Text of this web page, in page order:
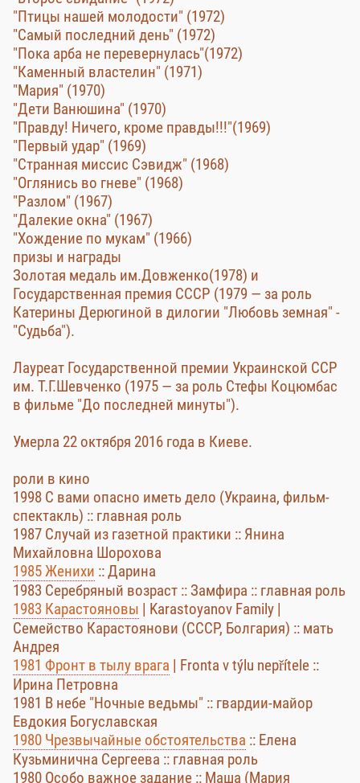
"Птицы нашей молодости" (1972)
"Самый последний день" (1972)
"Пока арба не перевернулась"(1972)
"Каменный властелин" (1971)
"Мария" (1970)
"Дети Ванюшина" (1970)
"Правду! Ничего, кроме правды!!!"(1969)
"Первый удар" (1969)
"Странная миссис Сэвидж" (1968)
"Оглянись во гневе" (1968)
"Разлом" (1967)
"Далекие окна" (1967)
"Хождение по мукам" (1966)
призы и награды
Золотая медаль им.Довженко(1978) и
Государственная премия СССР (1979 — за роль
Катерины Дерюгиной в дилогии "Любовь земная" -
"Судьба").
Лауреат Государственной премии Украинской ССР
им. Т.Г.Шевченко (1975 — за роль Стефы Коцюмбас
в фильме "До последней минуты").
Умерла 22 октября 2016 года в Киеве.
роли в кино
1998 С вами опасно иметь дело (Украина, фильм-
спектакль) :: главная роль
1987 Случай из газетной практики :: Янина
Михайловна Шорохова
1985 Женихи :: Дарина
1983 Серебряный возраст :: Замфира :: главная роль
1983 Карастояновы | Karastoyanov Family |
Семейство Карастоянови (СССР, Болгария) :: мать
Андрея
1981 Фронт в тылу врага | Fronta v týlu nepřítele ::
Ирина Петровна
1981 В небе "Ночные ведьмы" :: гвардии-майор
Евдокия Богуславская
1980 Чрезвычайные обстоятельства :: Елена
Кузьминична Сергеева :: главная роль
1980 Особо важное задание :: Маша (Мария